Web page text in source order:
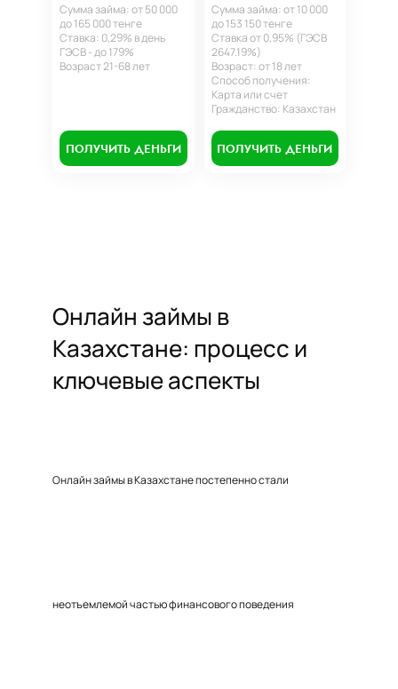
Сумма займа: от 50 000
до 165 000 тенге
Ставка: 0,29% в день
ГЭСВ - до 179%
Возраст 21-68 лет
ПОЛУЧИТЬ ДЕНЬГИ
Сумма займа: от 10 000
до 153 150 тенге
Ставка от 0,95% (ГЭСВ
2647.19%)
Возраст: от 18 лет
Способ получения:
Карта или счет
Гражданство: Казахстан
ПОЛУЧИТЬ ДЕНЬГИ
Онлайн займы в
Казахстане: процесс и
ключевые аспекты
Онлайн займы в Казахстане постепенно стали
неотъемлемой частью финансового поведения